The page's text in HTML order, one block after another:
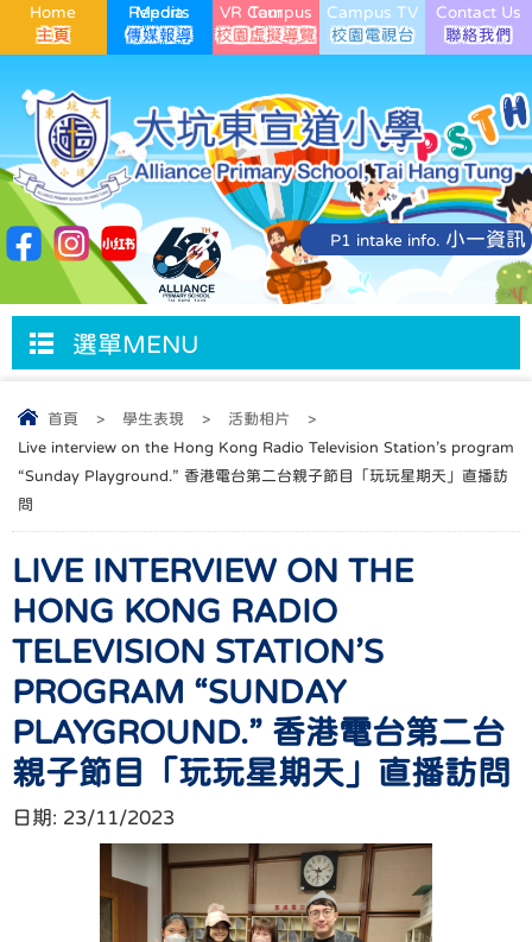
Home Media Reports VR Campus Tour Campus TV Contact Us
P1 intake info. 小一資訊
選單MENU
首頁 > 學生表現 > 活動相片
>
Live interview on the Hong Kong Radio Television Station’s program
“Sunday Playground.” 香港電台第二台親子節目「玩玩星期天」直播訪
問
LIVE INTERVIEW ON THE
HONG KONG RADIO
TELEVISION STATION’S
PROGRAM “SUNDAY
PLAYGROUND.” 香港電台第二台
親子節目「玩玩星期天」直播訪問
日期: 23/11/2023